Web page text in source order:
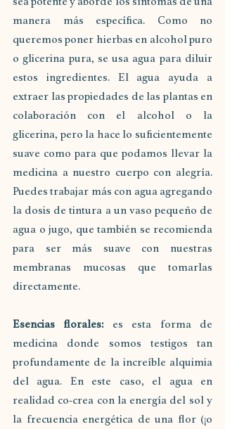
manera más específica. Como no
queremos poner hierbas en alcohol puro
o glicerina pura, se usa agua para diluir
estos ingredientes. El agua ayuda a
extraer las propiedades de las plantas en
colaboración con el alcohol o la
glicerina, pero la hace lo suficientemente
suave como para que podamos llevar la
medicina a nuestro cuerpo con alegría.
Puedes trabajar más con agua agregando
la dosis de tintura a un vaso pequeño de
agua o jugo, que también se recomienda
para ser más suave con nuestras
membranas mucosas que tomarlas
directamente.
Esencias florales: es esta forma de
medicina donde somos testigos tan
profundamente de la increíble alquimia
del agua. En este caso, el agua en
realidad co-crea con la energía del sol y
la frecuencia energética de una flor (¡o